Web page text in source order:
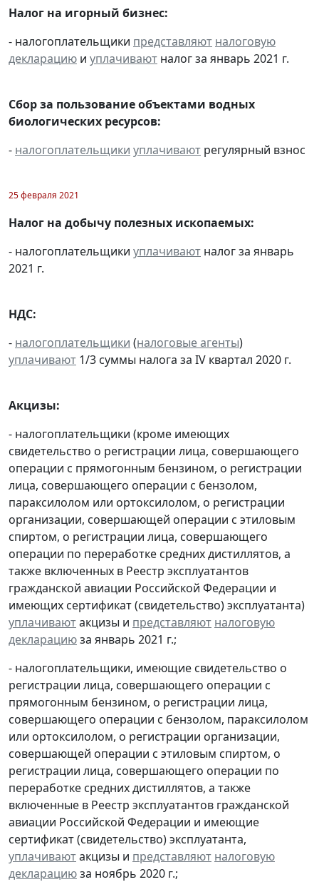
Налог на игорный бизнес:
- налогоплательщики представляют налоговую
декларацию и уплачивают налог за январь 2021 г.
Сбор за пользование объектами водных
биологических ресурсов:
- налогоплательщики уплачивают регулярный взнос
25 февраля 2021
Налог на добычу полезных ископаемых:
- налогоплательщики уплачивают налог за январь
2021 г.
НДС:
- налогоплательщики (налоговые агенты)
уплачивают 1/3 суммы налога за IV квартал 2020 г.
Акцизы:
- налогоплательщики (кроме имеющих
свидетельство о регистрации лица, совершающего
операции с прямогонным бензином, о регистрации
лица, совершающего операции с бензолом,
параксилолом или ортоксилолом, о регистрации
организации, совершающей операции с этиловым
спиртом, о регистрации лица, совершающего
операции по переработке средних дистиллятов, а
также включенных в Реестр эксплуатантов
гражданской авиации Российской Федерации и
имеющих сертификат (свидетельство) эксплуатанта)
уплачиваютакцизы и представляют налоговую
декларациюза январь 2021 г.;
- налогоплательщики, имеющие свидетельство о
регистрации лица, совершающего операции с
прямогонным бензином, о регистрации лица,
совершающего операции с бензолом, параксилолом
или ортоксилолом, о регистрации организации,
совершающей операции с этиловым спиртом, о
регистрации лица, совершающего операции по
переработке средних дистиллятов, а также
включенные в Реестр эксплуатантов гражданской
авиации Российской Федерации и имеющие
сертификат (свидетельство) эксплуатанта,
уплачиваютакцизы и представляют налоговую
декларациюза ноябрь 2020 г.;